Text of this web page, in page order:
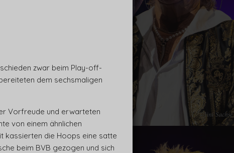
zwar beim Play-off-
dem sechsmaligen
Vorfreude und erwarteten
von einem ähnlichen
kassierten die Hoops eine satte
beim BVB gezogen und sich